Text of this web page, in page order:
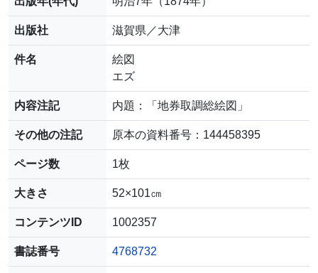
出版社 滋賀県／大津
件名
絵図
エズ
内容注記 内題：「地券取調総絵図」
その他の注記 原本の資料番号：144458395
ページ数 1枚
大きさ 52×101㎝
コンテンツID 1002357
書誌番号 4768732